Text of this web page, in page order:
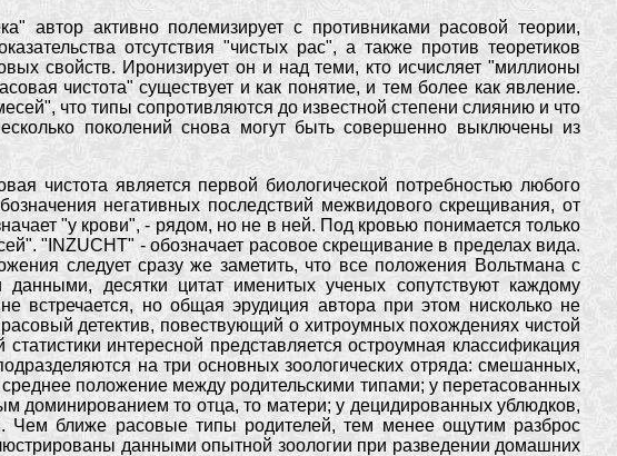
автор активно полемизирует с противниками расовой теории,
отсутствия "чистых рас", а также против теоретиков
свойств. Иронизирует он и над теми, кто исчисляет "миллионы
чистота" существует и как понятие, и тем более как явление.
что типы сопротивляются до известной степени слиянию и что
поколений снова могут быть совершенно выключены из
чистота является первой биологической потребностью любого
негативных последствий межвидового скрещивания, от
"у крови", - рядом, но не в ней. Под кровью понимается только
"INZUCHT" - обозначает расовое скрещивание в пределах вида.
следует сразу же заметить, что все положения Вольтмана с
данными, десятки цитат именитых ученых сопутствуют каждому
встречается, но общая эрудиция автора при этом нисколько не
детектив, повествующий о хитроумных похождениях чистой
интересной представляется остроумная классификация
на три основных зоологических отряда: смешанных,
положение между родительскими типами; у перетасованных
доминированием то отца, то матери; у децидированных ублюдков,
Чем ближе расовые типы родителей, тем менее ощутим разброс
данными опытной зоологии при разведении домашних